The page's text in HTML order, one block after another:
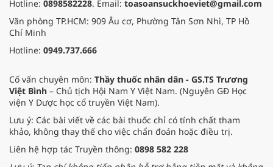
Hotline: 0898582228. Email: toasoansuckhoeviet@gmail.com
Văn phòng TP.HCM: 909 Âu cơ, Phường Tân Sơn Nhì, TP Hồ
Chí Minh
Hotline: 0949.737.666
Cố vấn chuyên môn: Thầy thuốc nhân dân - GS.TS Trương
Việt Bình – Chủ tịch Hội Nam Y Việt Nam. (Nguyên GĐ Học
viện Y Dược học cổ truyền Việt Nam).
Lưu ý: Các bài viết về các bài thuốc chỉ có tính chất tham
khảo, không thay thế cho việc chẩn đoán hoặc điều trị.
Liên hệ hợp tác Truyền thông: 0898 582 228